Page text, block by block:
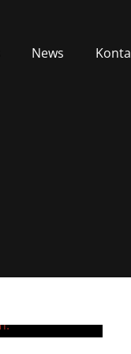
News